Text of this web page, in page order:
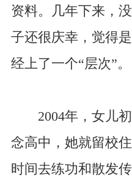
资料。几年下来，
子还很庆幸，觉得
经上了一个“层次”。
2004年，女儿初
念高中，她就留校
时间去练功和散发